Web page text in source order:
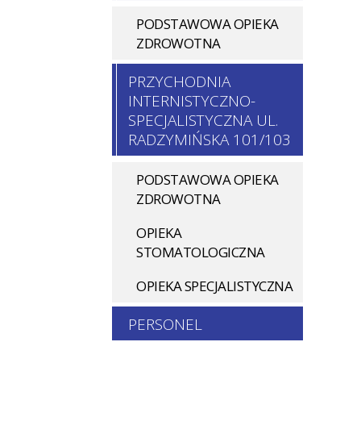
PODSTAWOWA OPIEKA
ZDROWOTNA
PRZYCHODNIA
INTERNISTYCZNO-
SPECJALISTYCZNA UL.
RADZYMIŃSKA 101/103
PODSTAWOWA OPIEKA
ZDROWOTNA
OPIEKA
STOMATOLOGICZNA
OPIEKA SPECJALISTYCZNA
PERSONEL